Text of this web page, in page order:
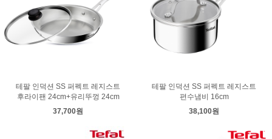
테팔 인덕션 SS 퍼펙트 레지스트
후라이팬 24cm+유리뚜껑 24cm
37,700원
테팔 인덕션 SS 퍼펙트 레지스트
편수냄비 16cm
38,100원